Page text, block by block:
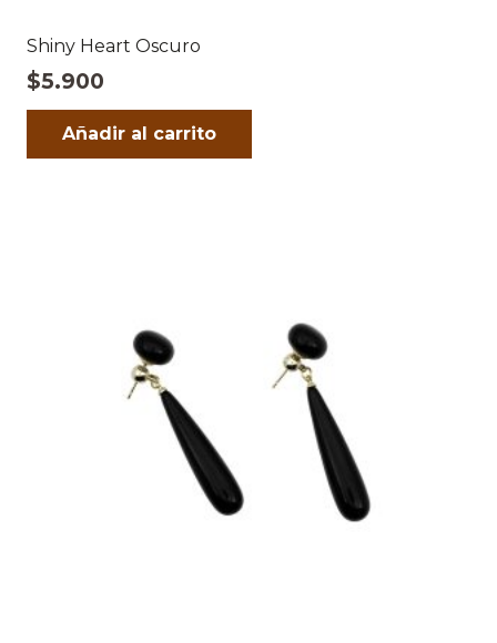
Shiny Heart Oscuro
$5.900
Añadir al carrito